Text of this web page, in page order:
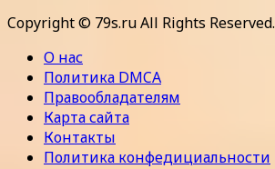
Copyright © 79s.ru All Rights Reserved.
О нас
Политика DMCA
Правообладателям
Карта сайта
Контакты
Политика конфедициальности